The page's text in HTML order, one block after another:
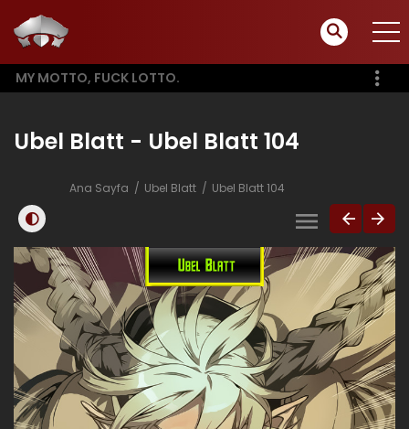
MY MOTTO, FUCK LOTTO.
Ubel Blatt - Ubel Blatt 104
Ana Sayfa Ubel Blatt Ubel Blatt 104